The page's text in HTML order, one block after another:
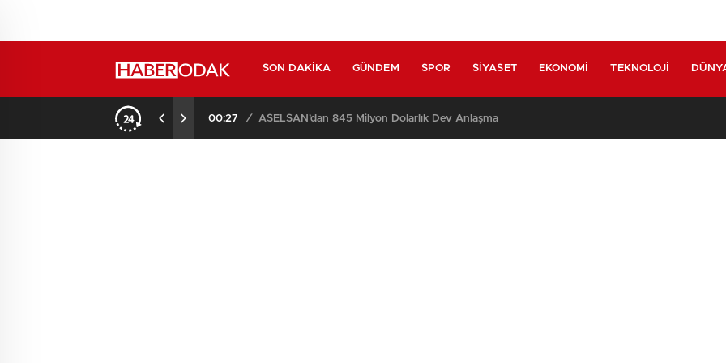
SON DAKIKA GÜNDEM SPOR SIYASET EKONOMI TEKNOLOJI
00:27 / ASELSAN’dan 845 Milyon Dolarlık Dev Anlaşma